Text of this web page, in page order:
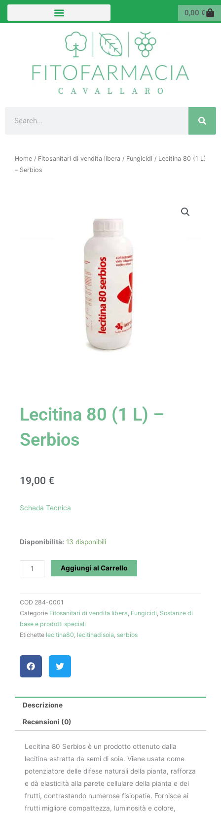
Vai
0,00 €
Home / Fitosanitari di vendita libera / Fungicidi / Lecitina 80 (1 L)
– Serbios
Lecitina 80 (1 L) –
Serbios
19,00 €
Scheda Tecnica
Disponibilità: 13 disponibili
Lecitina
L)
Serbios
quantità
Aggiungi al Carrello
COD 284-0001
Categorie Fitosanitari di vendita libera, Fungicidi, Sostanze di
base e prodotti speciali
Etichette lecitina80, lecitinadisoia, serbios
Descrizione
Recensioni (0)
Lecitina 80 Serbios è un prodotto ottenuto dalla
lecitina estratta da semi di soia. Viene usata come
potenziatore delle difese naturali della pianta, rafforza
e dà elasticità alla parete cellulare della pianta e dei
frutti, contrastando numerose fisiopatie. Fornisce ai
frutti migliore compattezza, luminosità e colore,